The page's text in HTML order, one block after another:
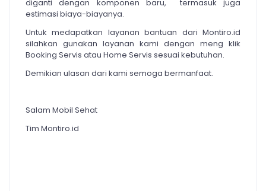
diganti dengan komponen baru, termasuk juga
estimasi biaya-biayanya.
Untuk medapatkan layanan bantuan dari Montiro.id
silahkan gunakan layanan kami dengan meng klik
Booking Servis atau Home Servis sesuai kebutuhan.
Demikian ulasan dari kami semoga bermanfaat.
Salam Mobil Sehat
Tim Montiro.id